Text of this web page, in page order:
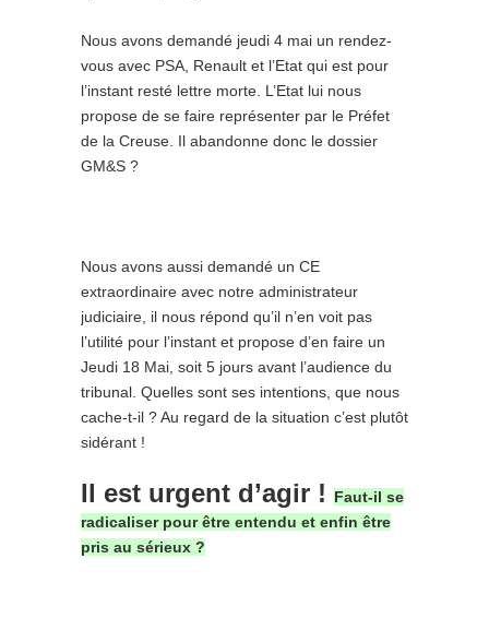
Nous avons demandé jeudi 4 mai un rendez-
vous avec PSA, Renault et l’Etat qui est pour
l’instant resté lettre morte. L’Etat lui nous
propose de se faire représenter par le Préfet
de la Creuse. Il abandonne donc le dossier
GM&S ?
Nous avons aussi demandé un CE
extraordinaire avec notre administrateur
judiciaire, il nous répond qu’il n’en voit pas
l’utilité pour l’instant et propose d’en faire un
Jeudi 18 Mai, soit 5 jours avant l’audience du
tribunal. Quelles sont ses intentions, que nous
cache-t-il ? Au regard de la situation c’est plutôt
sidérant !
Il est urgent d’agir !
Faut-il se
radicaliser pour être entendu et enfin être
pris au sérieux ?